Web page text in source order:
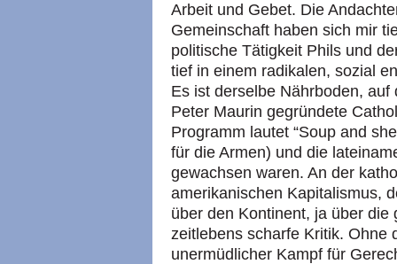
Arbeit und Gebet. Die
Gemeinschaft haben sich mir
politische Tätigkeit Phils und
tief in einem radikalen, sozial
Es ist derselbe Nährboden,
Peter Maurin gegründete
Programm lautet “Soup and
für die Armen) und die
gewachsen waren. An der
amerikanischen Kapitalismus,
über den Kontinent, ja über
zeitlebens scharfe Kritik. Ohne
unermüdlicher Kampf für